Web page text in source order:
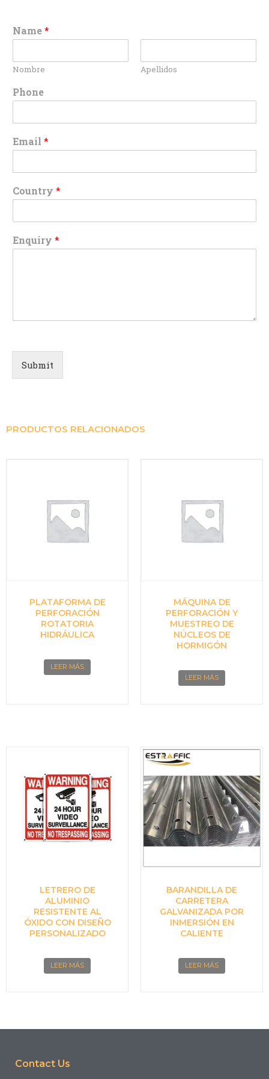
Name*
Nombre Apellidos
Phone
Email *
Country *
Enquiry *
Submit
PRODUCTOS RELACIONADOS
PLATAFORMA DE
PERFORACIÓN
ROTATORIA
HIDRÁULICA
LEER MÁS
MÁQUINA DE
PERFORACIÓN Y
MUESTREO DE
NÚCLEOS DE
HORMIGÓN
LEER MÁS
LETRERO DE
ALUMINIO
RESISTENTE AL
ÓXIDO CON DISEÑO
PERSONALIZADO
LEER MÁS
BARANDILLA DE
CARRETERA
GALVANIZADA POR
INMERSIÓN EN
CALIENTE
LEER MÁS
Contact Us